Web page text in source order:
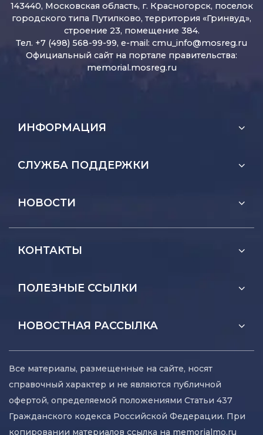
143440, Московская область, г. Красногорск, поселок
городского типа Путилково, территория «Гринвуд»,
строение 23, помещение 384.
Тел. +7 (498) 568-99-99, e-mail: cmu_info@mosreg.ru
Официальный сайт на портале правительства:
memorial.mosreg.ru
ИНФОРМАЦИЯ
СЛУЖБА ПОДДЕРЖКИ
НОВОСТИ
КОНТАКТЫ
ПОЛЕЗНЫЕ ССЫЛКИ
НОВОСТНАЯ РАССЫЛКА
Все материалы, размещенные на сайте, носят
справочный характер и не являются публичной
офертой, определяемой положениями Статьи 437
Гражданского кодекса Российской Федерации. При
копировании материалов ссылка на memorialmo.ru